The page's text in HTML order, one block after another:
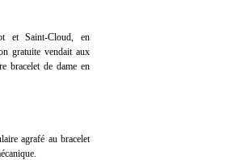
et Saint-Cloud, en
gratuite vendait aux
bracelet de dame en
agrafé au bracelet